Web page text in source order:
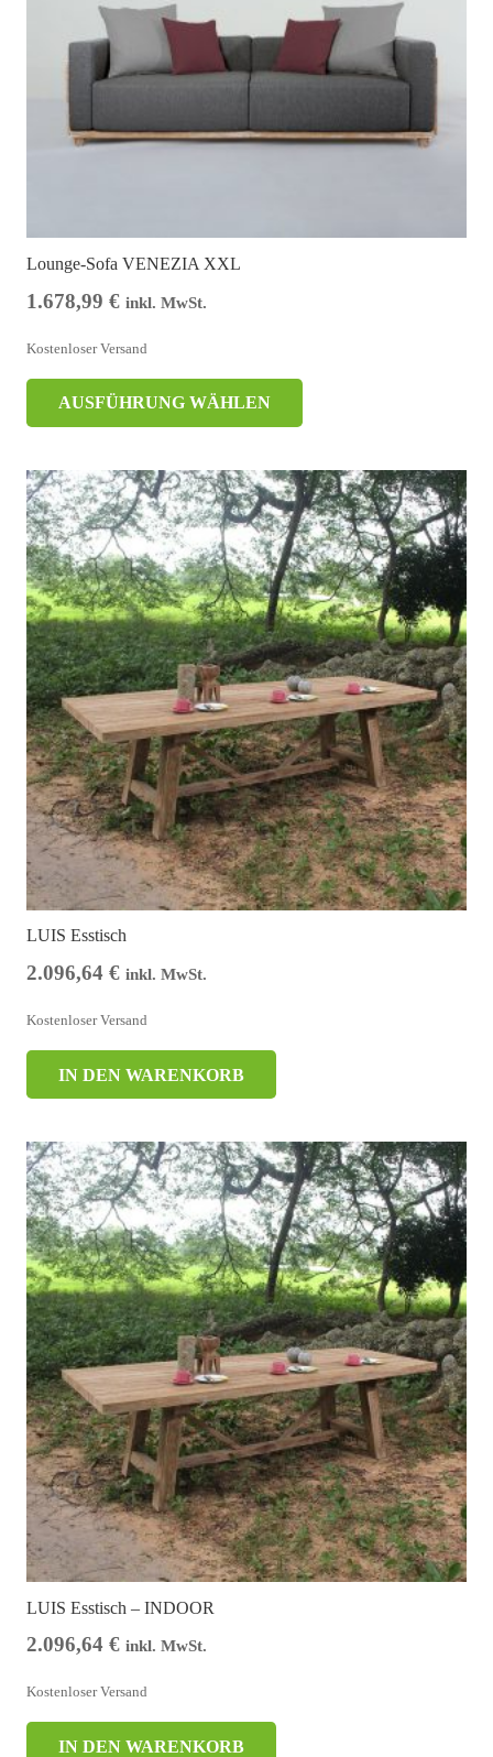
Lounge-Sofa VENEZIA XXL
1.678,99 € inkl. MwSt.
Kostenloser Versand
AUSFÜHRUNG WÄHLEN
LUIS Esstisch
2.096,64 € inkl. MwSt.
Kostenloser Versand
IN DEN WARENKORB
LUIS Esstisch – INDOOR
2.096,64 € inkl. MwSt.
Kostenloser Versand
IN DEN WARENKORB